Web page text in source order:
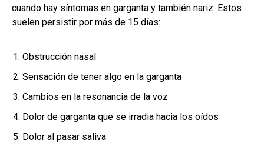
cuando hay síntomas en garganta y también nariz. Estos
suelen persistir por más de 15 días:
Obstrucción nasal
Sensación de tener algo en la garganta
Cambios en la resonancia de la voz
Dolor de garganta que se irradia hacia los oídos
Dolor al pasar saliva